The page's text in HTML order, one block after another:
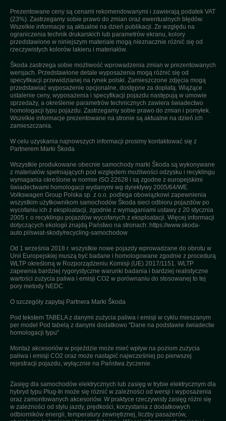
Prezentowane ceny są cenami rekomendowanymi i zawierają podatek VAT
(23%). Zastrzegamy sobie prawo do zmian oraz ewentualnych błędów.
Wszelkie informacje są aktualne na dzień publikacji. Ze względu na
ograniczenia technik drukarskich lub parametrów ekranu, kolory
przedstawione w niniejszym materiale mogą nieznacznie różnić się od
rzeczywistych kolorów lakieru i materiałów.
Škoda zastrzega sobie możliwość wprowadzenia zmian w prezentowanych
wersjach. Przedstawione detale wyposażenia mogą różnić się od
specyfikacji przewidzianej na rynek polski. Zamieszczone zdjęcia mogą
przedstawiać wyposażenie opcjonalne, dostępne za dopłatą. Wiążące
ustalenie ceny, wyposażenia i specyfikacji pojazdu następują w umowie
sprzedaży, a określenie parametrów technicznych zawiera świadectwo
homologacji typu pojazdu. Zastrzegamy sobie prawo do zmian i pomyłek.
Wszelkie informacje prezentowane na stronie są aktualne na dzień ich
zamieszczania.
W celu uzyskania najnowszych informacji prosimy kontaktować się z
Partnerem Marki Škoda
Wszystkie produkowane obecnie samochody marki Škoda są wykonywane
z materiałów spełniających pod względem możliwości odzysku i recyklingu
wymagania określone w normie ISO 22628 i są zgodne z europejskimi
świadectwami homologacji wydanymi wg dyrektywy 2005/64/WE.
Volkswagen Group Polska sp. z o.o. podlega obowiązkowi zapewnienia
wszystkim użytkownikom samochodów Škoda sieci odbioru pojazdów po
wycofaniu ich z eksploatacji, zgodnie z wymaganiami ustawy z 20 stycznia
2005 r. o recyklingu pojazdów wycofanych z eksploatacji. Więcej informacji
dotyczących ekologii znajdą Państwo na stronach: https://www.skoda-
auto.pl/swiat-skody/recycling-samochodow
Od 1 września 2018 r. wszystkie nowe pojazdy wprowadzane do obrotu w
Unii Europejskiej muszą być badane i homologowane zgodnie z procedurą
WLTP określoną w Rozporządzeniu Komisji (UE) 2017/1151. WLTP
zapewnia bardziej rygorystyczne warunki badania i bardziej realistyczne
wartości zużycia paliwa i emisji CO2 w porównaniu do stosowanej to tej
pory metody NEDC.
O szczegóły zapytaj Partnera Marki Škoda
Pod tekstem TABELA z danymi zużycia paliwa i emisji w cyklu mieszanym
per model Pod tabelą z danymi dodatkowo "Dane na podstawie świadectw
homologacji typu"
Montaż akcesoriów w pojeździe może mieć wpływ na poziom zużycia
paliwa i emisji CO2 oraz może nastąpić najwcześniej po pierwszej
rejestracji pojazdu, wyłącznie na Państwa życzenie.
Zasięg dla samochodów elektrycznych lub zasięg w trybie elektrycznym dla
hybryd typu Plug-In może się różnić w zależności od wersji i wyposażenia
oraz zamontowanych akcesoriów. W praktyce rzeczywisty zasięg różni się
w zależności od stylu jazdy, prędkości, korzystania z dodatkowych
odbiorników energii, temperatury zewnętrznej, liczby pasażerów,